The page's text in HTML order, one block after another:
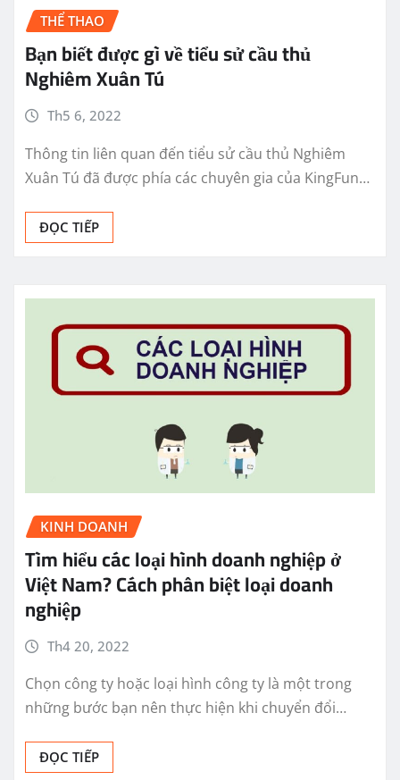
THỂ THAO
Bạn biết được gì về tiểu sử cầu thủ
Nghiêm Xuân Tú
Th5 6, 2022
Thông tin liên quan đến tiểu sử cầu thủ Nghiêm
Xuân Tú đã được phía các chuyên gia của KingFun…
ĐỌC TIẾP
KINH DOANH
Tìm hiểu các loại hình doanh nghiệp ở
Việt Nam? Cách phân biệt loại doanh
nghiệp
Th4 20, 2022
Chọn công ty hoặc loại hình công ty là một trong
những bước bạn nên thực hiện khi chuyển đổi…
ĐỌC TIẾP